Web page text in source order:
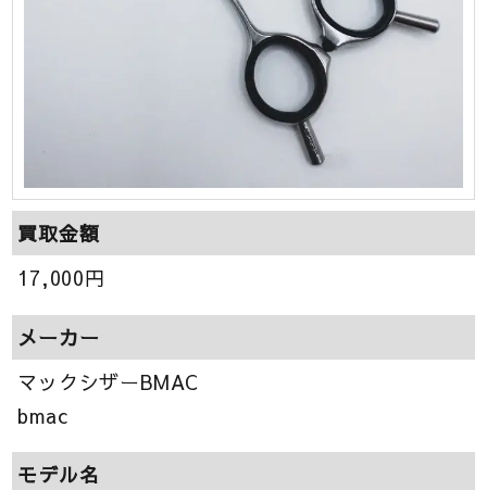
買取金額
17,000円
メーカー
マックシザーBMAC
bmac
モデル名